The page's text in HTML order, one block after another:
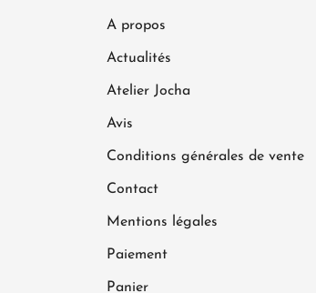
A propos
Actualités
Atelier Jocha
Avis
Conditions générales de vente
Contact
Mentions légales
Paiement
Panier